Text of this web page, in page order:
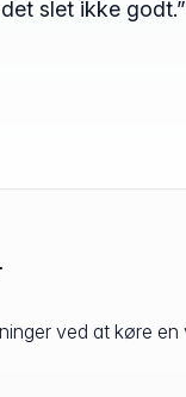
slet ikke godt.”
ved at køre en